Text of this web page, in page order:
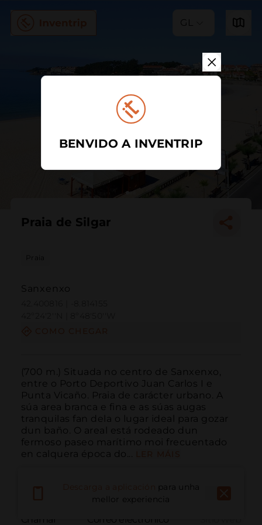
GL
Praia de Silgar
Praia
Sanxenxo
(700 m.) Situada no centro de Sanxenxo,
entre o Porto Deportivo Juan Carlos I e
Punta Vicaño. Praia de carácter urbano. A
súa area branca e fina e as súas augas
tranquilas fan dela o lugar ideal para gozar
dun baño. O areal está rodeado dun
fermoso paseo marítimo moi frecuentado
en calquera época do...
Chamar Correo electrónico
para unha
mellor experiencia
BENVIDO A INVENTRIP